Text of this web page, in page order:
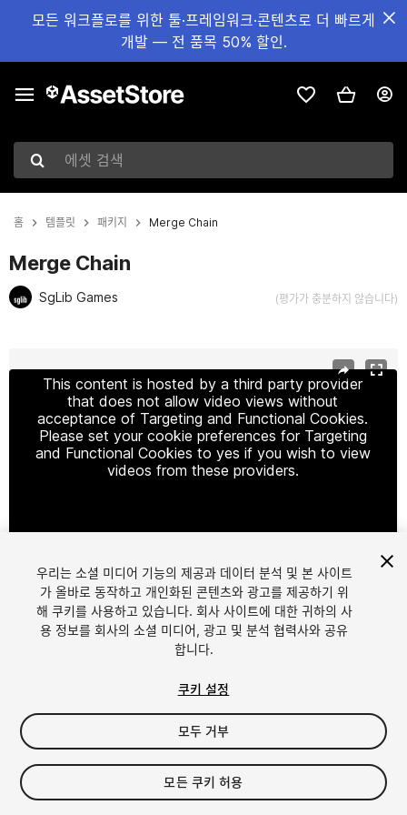
모든 워크플로를 위한 툴·프레임워크·콘텐츠로 더 빠르게
개발 — 전 품목 50% 할인.
에셋 검색
홈 템플릿 패키지 Merge Chain
Merge Chain
SgLib Games (평가가 충분하지 않습니다)
This content is hosted by a third party provider
that does not allow video views without
acceptance of Targeting and Functional Cookies.
Please set your cookie preferences for Targeting
and Functional Cookies to yes if you wish to view
videos from these providers.
1/10
$10
세금/부가세는 결제 시 반영됩니다.
우리는 소셜 미디어 기능의 제공과 데이터 분석 및 본 사이트
가 올바로 동작하고 개인화된 콘텐츠와 광고를 제공하기 위
해 쿠키를 사용하고 있습니다. 회사 사이트에 대한 귀하의 사
용 정보를 회사의 소셜 미디어, 광고 및 분석 협력사와 공유
합니다.
쿠키 설정
모두 거부
모든 쿠키 허용